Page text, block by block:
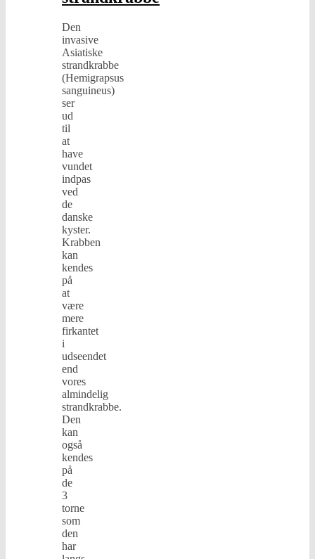
Den
invasive
Asiatiske
strandkrabbe
(Hemigrapsus
sanguineus)
ser
ud
til
at
have
vundet
indpas
ved
de
danske
kyster.
Krabben
kan
kendes
på
at
være
mere
firkantet
i
udseendet
end
vores
almindelig
strandkrabbe.
Den
kan
også
kendes
på
de
3
torne
som
den
har